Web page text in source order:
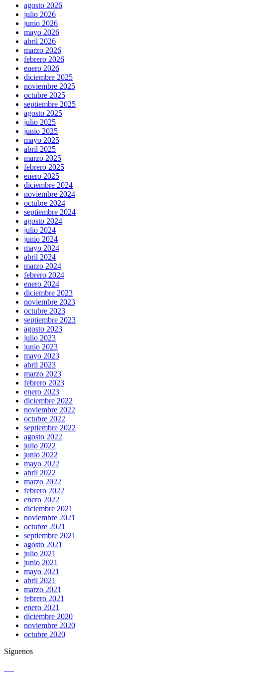
agosto 2026
julio 2026
junio 2026
mayo 2026
abril 2026
marzo 2026
febrero 2026
enero 2026
diciembre 2025
noviembre 2025
octubre 2025
septiembre 2025
agosto 2025
julio 2025
junio 2025
mayo 2025
abril 2025
marzo 2025
febrero 2025
enero 2025
diciembre 2024
noviembre 2024
octubre 2024
septiembre 2024
agosto 2024
julio 2024
junio 2024
mayo 2024
abril 2024
marzo 2024
febrero 2024
enero 2024
diciembre 2023
noviembre 2023
octubre 2023
septiembre 2023
agosto 2023
julio 2023
junio 2023
mayo 2023
abril 2023
marzo 2023
febrero 2023
enero 2023
diciembre 2022
noviembre 2022
octubre 2022
septiembre 2022
agosto 2022
julio 2022
junio 2022
mayo 2022
abril 2022
marzo 2022
febrero 2022
enero 2022
diciembre 2021
noviembre 2021
octubre 2021
septiembre 2021
agosto 2021
julio 2021
junio 2021
mayo 2021
abril 2021
marzo 2021
febrero 2021
enero 2021
diciembre 2020
noviembre 2020
octubre 2020
Síguenos